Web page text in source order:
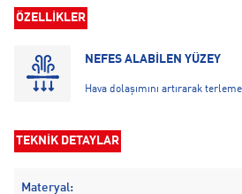
ÖZELLİKLER
NEFES ALABİLEN YÜZEY
Hava dolaşımını artırarak
TEKNİK DETAYLAR
Materyal: